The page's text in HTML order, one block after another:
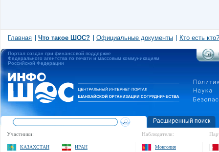
Главная Что такое ШОС? Официальные документы Кто есть кто?
Портал создан при финансовой поддержке
Федерального агентства по печати и массовым коммуникациям
Российской Федерации
Расширенный поиск
Участники:
КАЗАХСТАН
ИРАН
Наблюдатели:
Монголия